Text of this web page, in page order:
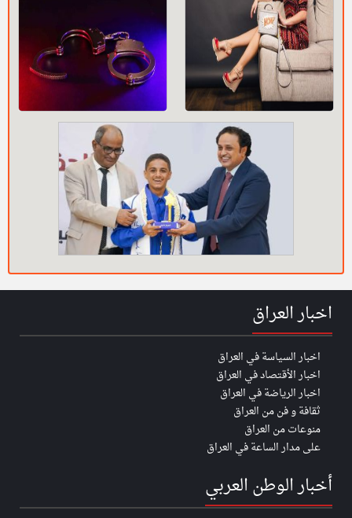
اخبار العراق
اخبار السياسة في العراق
اخبار الأقتصاد في العراق
اخبار الرياضة في العراق
ثقافة و فن من العراق
منوعات من العراق
على مدار الساعة في العراق
أخبار الوطن العربي